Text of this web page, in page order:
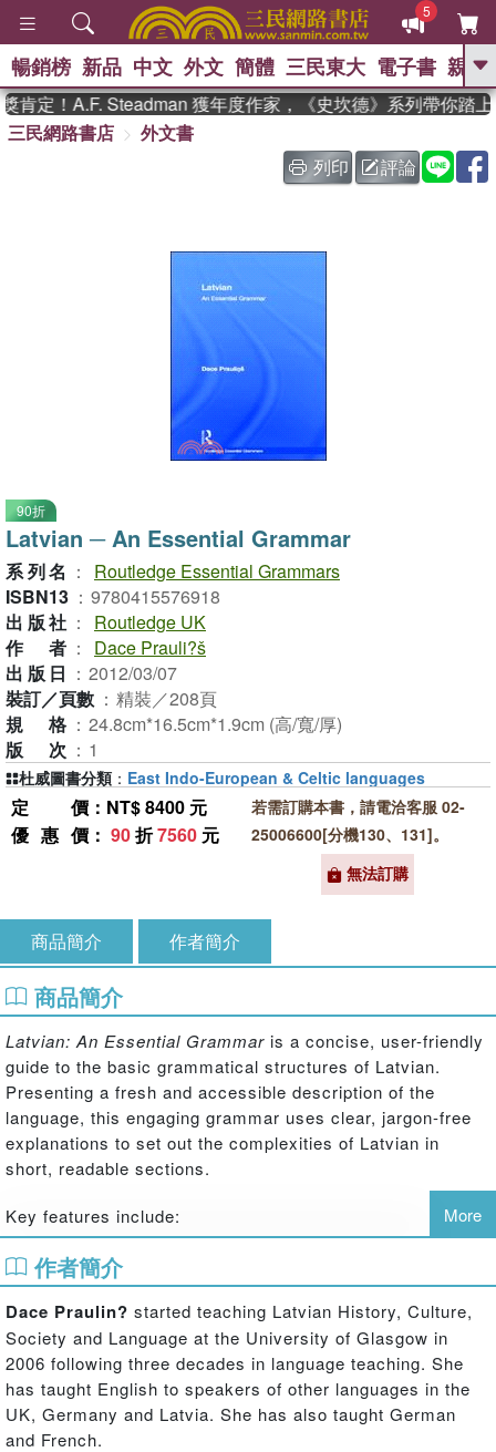
5
GO
、 如果歷史是一群喵 、 暑期
國際布克獎 臺灣漫遊錄 、 方
暢銷榜 新品 中文 外文 簡體 三民東大 電子書 親子
定！A.F. Steadman 獲年度作家，《史坎德》系列帶你踏上
三民網路書店
外文書
列印
評論
90折
Latvian ─ An Essential Grammar
系列名 ：
Routledge Essential Grammars
ISBN13 ： 9780415576918
出版社 ：
Routledge UK
作者 ：
Dace Prauli?š
出版日 ： 2012/03/07
裝訂／頁數 ： 精裝／208頁
規格 ： 24.8cm*16.5cm*1.9cm (高/寬/厚)
版次 ： 1
定價 ：NT$ 8400 元
優惠價 ： 90折7560 元
若需訂購本書，請電洽客服 02-
25006600[分機130、131]。
無法訂購
杜威圖書分類 ： East Indo-European & Celtic languages
商品簡介 作者簡介
商品簡介
Latvian: An Essential Grammar is a concise, user-friendly
guide to the basic grammatical structures of Latvian.
Presenting a fresh and accessible description of the
language, this engaging grammar uses clear, jargon-free
explanations to set out the complexities of Latvian in
short, readable sections.
Key features include:
clear grammar explanations
frequent use of authentic examples
pronunciation guide, bibliography and subject index.
This is the ideal reference source both for those studying
Latvian independently and for students in schools,
colleges, universities and adult classes of all types to
back up their studies.
More
作者簡介
Dace Praulin? started teaching Latvian History, Culture,
Society and Language at the University of Glasgow in
2006 following three decades in language teaching. She
has taught English to speakers of other languages in the
UK, Germany and Latvia. She has also taught German
and French.